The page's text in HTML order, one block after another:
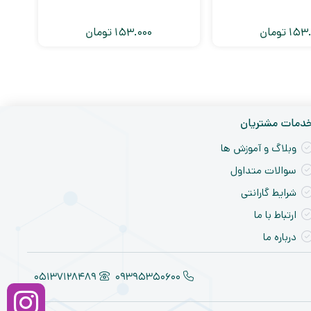
تومان 153.000 تومان
مشتریان
وبلاگ و آموزش ها
سوالات متداول
شرایط گارانتی
ارتباط با ما
درباره ما
09395350600
05137128489